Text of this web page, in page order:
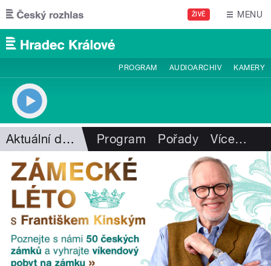
Přejít k hlavnímu obsahu
ŽIVĚ MENU
PROGRAM AUDIOARCHIV KAMERY
Aktuální dění Program Pořady Více…